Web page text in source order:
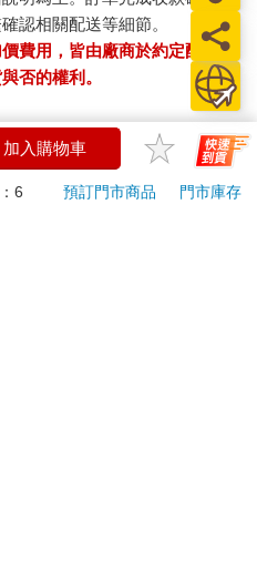
認相關配送等細節。
費用，皆由廠商於約定配送時
否的權利。
如接獲電話要求您前往
以免受騙上當！
加入購物車
：6 預訂門市商品 門市庫存